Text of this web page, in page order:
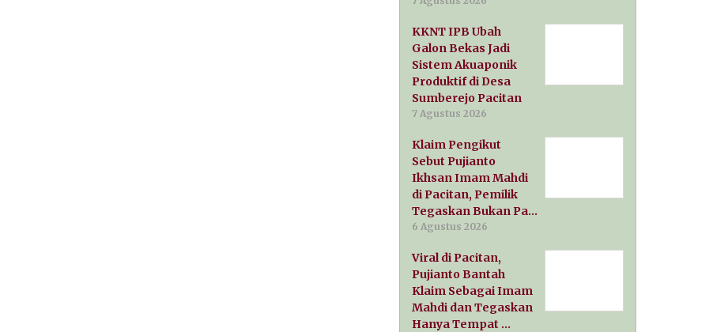
KKNT IPB Ubah
Galon Bekas Jadi
Sistem Akuaponik
Produktif di Desa
Sumberejo Pacitan
7 Agustus 2026
Klaim Pengikut
Sebut Pujianto
Ikhsan Imam Mahdi
di Pacitan, Pemilik
Tegaskan Bukan Pa…
6 Agustus 2026
Viral di Pacitan,
Pujianto Bantah
Klaim Sebagai Imam
Mahdi dan Tegaskan
Hanya Tempat …